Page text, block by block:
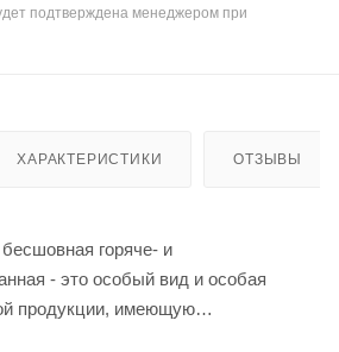
подтверждена менеджером при
ХАРАКТЕРИСТИКИ ОТЗЫВЫ
горяче- и
- это особый вид и особая
продукции, имеющую